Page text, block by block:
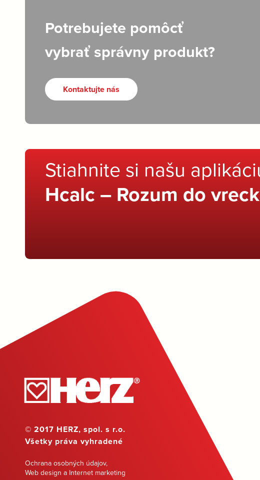
Potrebujete pomôcť
vybrať správny produkt?
Kontaktujte nás
Stiahnite si našu
Hcalc – Rozum do
© 2017 HERZ, spol. s r.o.
Všetky práva vyhradené
Ochrana osobných údajov,
Web design a Internet marketing